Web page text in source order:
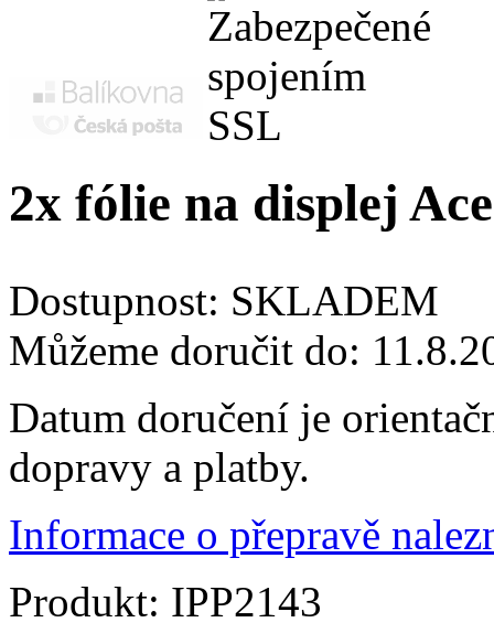
2x fólie na displej
Dostupnost: SKLADEM
Můžeme doručit do:
Datum doručení je
dopravy a platby.
Informace o přepravě
Produkt: IPP2143